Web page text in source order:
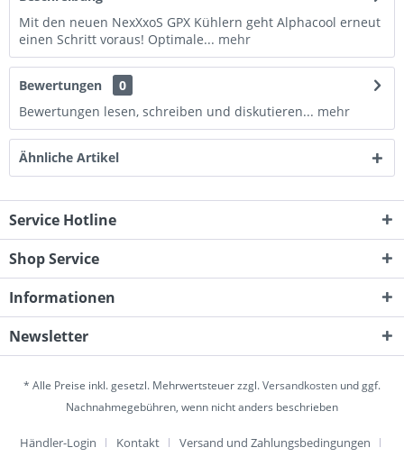
Mit den neuen NexXxoS GPX Kühlern geht Alphacool erneut
einen Schritt voraus! Optimale... mehr
Bewertungen
0
Bewertungen lesen, schreiben und diskutieren... mehr
Ähnliche Artikel
Service Hotline
Shop Service
Informationen
Newsletter
* Alle Preise inkl. gesetzl. Mehrwertsteuer zzgl.Versandkosten und ggf.
Nachnahmegebühren, wenn nicht anders beschrieben
Händler-Login Kontakt
Versand und Zahlungsbedingungen